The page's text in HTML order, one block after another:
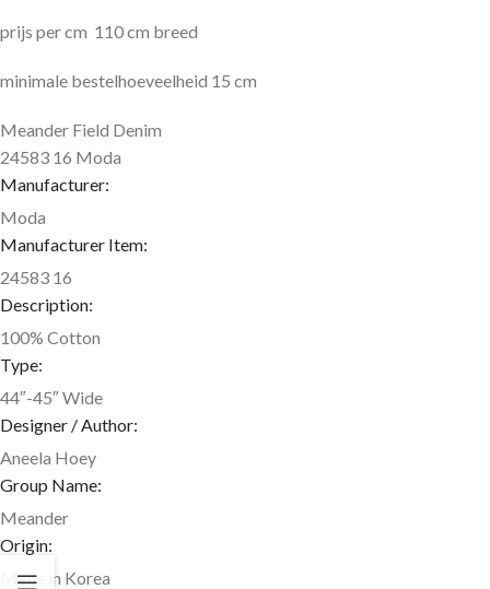
prijs per cm 110 cm breed
minimale bestelhoeveelheid 15 cm
Meander Field Denim
24583 16 Moda
Manufacturer:
Moda
Manufacturer Item:
24583 16
Description:
100% Cotton
Type:
44″-45″ Wide
Designer / Author:
Aneela Hoey
Group Name:
Meander
Origin:
Made in Korea